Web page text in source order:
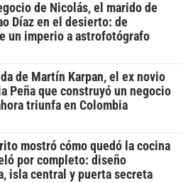
de Nicolás, el marido de
Díaz en el desierto: de
un imperio a astrofotógrafo
de Martín Karpan, el ex novio
Peña que construyó un negocio
triunfa en Colombia
mostró cómo quedó la cocina
por completo: diseño
isla central y puerta secreta